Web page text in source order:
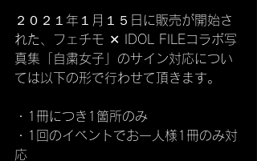
２０２１年１月１５日に販売が開始さ
れた、フェチモ ✕ IDOL FILEコラボ写
真集「自粛女子」のサイン対応につい
ては以下の形で行わせて頂きます。
・1冊につき1箇所のみ
・1回のイベントでお一人様1冊のみ対
応